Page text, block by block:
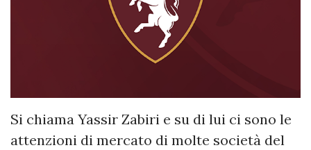
Si chiama Yassir Zabiri e su di lui ci sono le
attenzioni di mercato di molte società del